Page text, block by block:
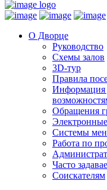
О Дворце
Руководство
Схемы залов
3D-тур
Правила
Информация
Обращения
Системы
Работа по
Часто
Соискателям